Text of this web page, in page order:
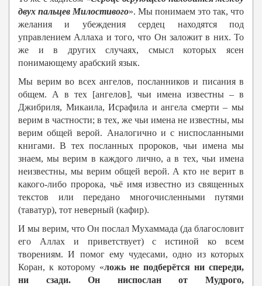
двух пальцев Милостивого». Мы понимаем это так, что
желания и убеждения сердец находятся под
управлением Аллаха и того, что Он заложит в них. То
же и в других случаях, смысл которых ясен
понимающему арабский язык.
Мы верим во всех ангелов, посланников и писания в
общем. А в тех [ангелов], чьи имена известны – в
Джибриля, Микаила, Исрафила и ангела смерти – мы
верим в частности; в тех, же чьи имена не известны, мы
верим общей верой. Аналогично и с ниспосланными
книгами. В тех посланных пророков, чьи имена мы
знаем, мы верим в каждого лично, а в тех, чьи имена
неизвестны, мы верим общей верой. А кто не верит в
какого-либо пророка, чьё имя известно из священных
текстов или передано многочисленными путями
(таватур), тот неверный (кафир).
И мы верим, что Он послал Мухаммада (да благословит
его Аллах и приветствует) с истиной ко всем
творениям. И помог ему чудесами, одно из которых
Коран, к которому «ложь не подберётся ни спереди,
ни сзади. Он ниспослан от Мудрого,